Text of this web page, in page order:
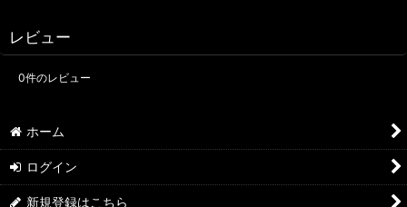
レビュー
0件のレビュー
ホーム
ログイン
新規登録はこちら